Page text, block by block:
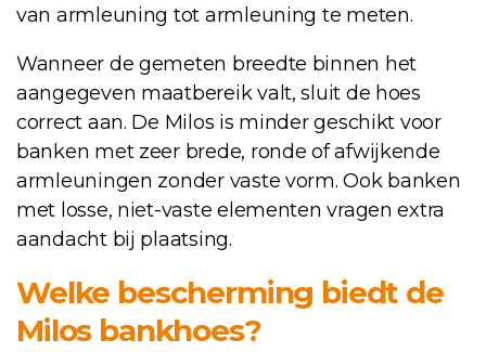
van armleuning tot armleuning te meten.
Wanneer de gemeten breedte binnen het
aangegeven maatbereik valt, sluit de hoes
correct aan. De Milos is minder geschikt voor
banken met zeer brede, ronde of afwijkende
armleuningen zonder vaste vorm. Ook banken
met losse, niet-vaste elementen vragen extra
aandacht bij plaatsing.
Welke bescherming biedt de
Milos bankhoes?